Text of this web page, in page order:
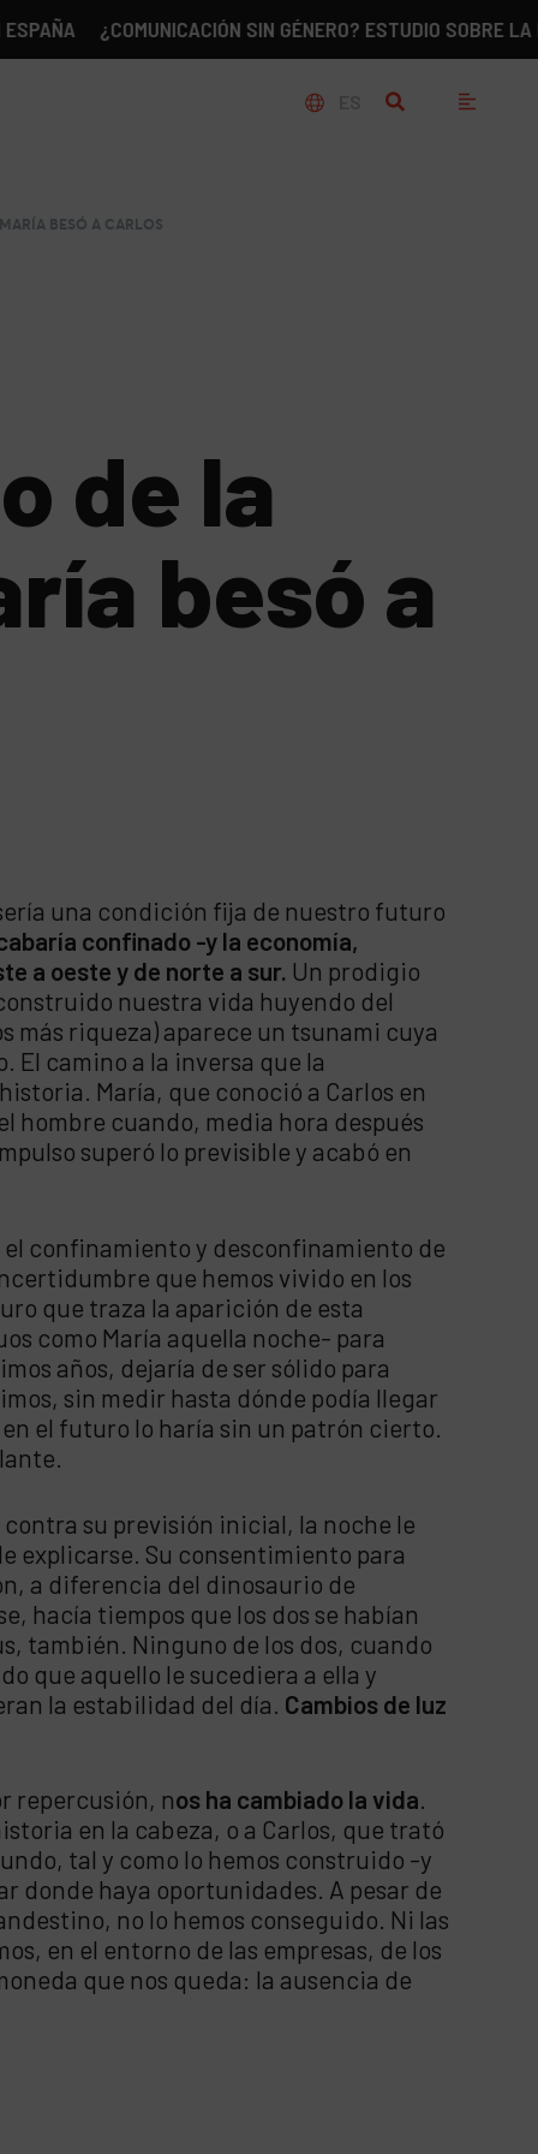
¿COMUNICACIÓN SIN GÉNERO? ESTUDIO SOBRE LA
BESÓ A CARLOS
de la
besó a
una condición fija de nuestro futuro
confinado -y la economía,
a oeste y de norte a sur. Un prodigio
nuestra vida huyendo del
más riqueza) aparece un tsunami cuya
El camino a la inversa que la
María, que conoció a Carlos en
hombre cuando, media hora después
superó lo previsible y acabó en
confinamiento y desconfinamiento de
que hemos vivido en los
que traza la aparición de esta
como María aquella noche- para
años, dejaría de ser sólido para
sin medir hasta dónde podía llegar
el futuro lo haría sin un patrón cierto.
su previsión inicial, la noche le
explicarse. Su consentimiento para
a diferencia del dinosaurio de
hacía tiempos que los dos se habían
también. Ninguno de los dos, cuando
que aquello le sucediera a ella y
la estabilidad del día. Cambios de luz
repercusión, nos ha cambiado la vida.
en la cabeza, o a Carlos, que trató
tal y como lo hemos construido -y
donde haya oportunidades. A pesar de
no lo hemos conseguido. Ni las
en el entorno de las empresas, de los
que nos queda: la ausencia de